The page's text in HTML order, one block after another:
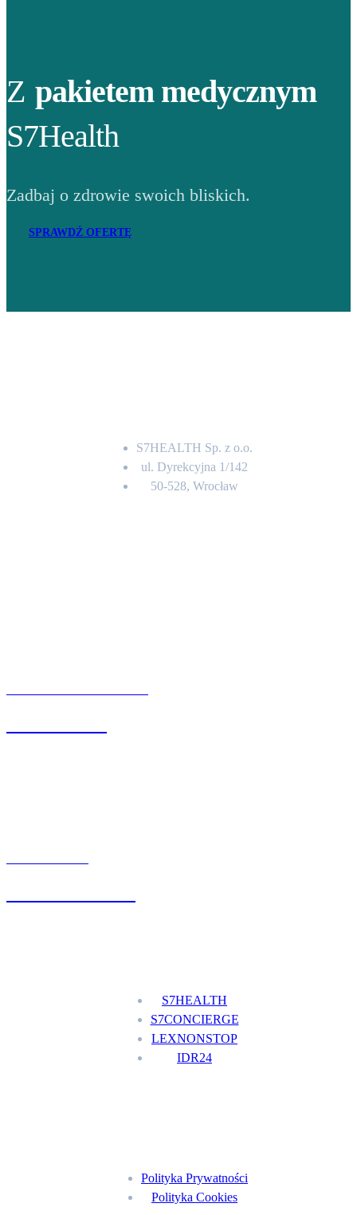
Z pakietem medycznym
S7Health
Zadbaj o zdrowie swoich bliskich.
SPRAWDŹ OFERTĘ
S7HEALTH Sp. z o.o.
ul. Dyrekcyjna 1/142
50-528, Wrocław
S7HEALTH
S7CONCIERGE
LEXNONSTOP
IDR24
Polityka Prywatności
Polityka Cookies